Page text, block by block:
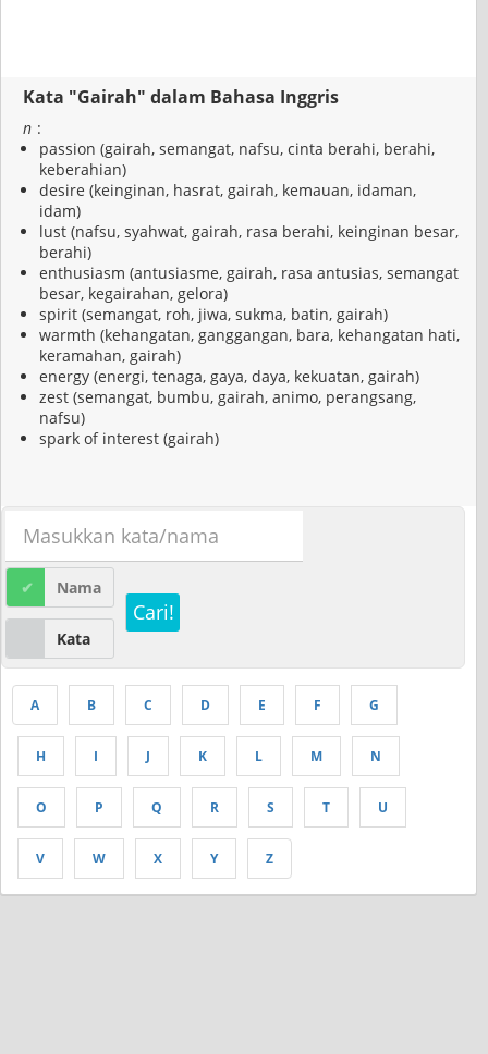
Kata "Gairah" dalam Bahasa Inggris
n :
passion (gairah, semangat, nafsu, cinta berahi, berahi,
keberahian)
desire (keinginan, hasrat, gairah, kemauan, idaman,
idam)
lust (nafsu, syahwat, gairah, rasa berahi, keinginan besar,
berahi)
enthusiasm (antusiasme, gairah, rasa antusias, semangat
besar, kegairahan, gelora)
spirit (semangat, roh, jiwa, sukma, batin, gairah)
warmth (kehangatan, ganggangan, bara, kehangatan hati,
keramahan, gairah)
energy (energi, tenaga, gaya, daya, kekuatan, gairah)
zest (semangat, bumbu, gairah, animo, perangsang,
nafsu)
spark of interest (gairah)
Nama
Kata
Cari!
A B C D E F G
H I J K L M N
O P Q R S T U
V W X Y Z